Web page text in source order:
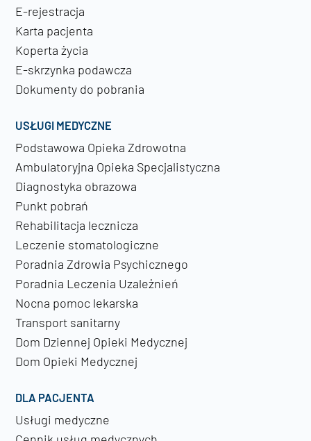
E-rejestracja
Karta pacjenta
Koperta życia
E-skrzynka podawcza
Dokumenty do pobrania
USŁUGI MEDYCZNE
Podstawowa Opieka Zdrowotna
Ambulatoryjna Opieka Specjalistyczna
Diagnostyka obrazowa
Punkt pobrań
Rehabilitacja lecznicza
Leczenie stomatologiczne
Poradnia Zdrowia Psychicznego
Poradnia Leczenia Uzależnień
Nocna pomoc lekarska
Transport sanitarny
Dom Dziennej Opieki Medycznej
Dom Opieki Medycznej
DLA PACJENTA
Usługi medyczne